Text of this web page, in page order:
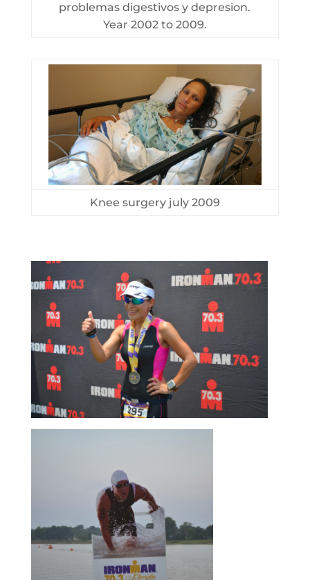
problemas digestivos y depresion.
Year 2002 to 2009.
Knee surgery july 2009